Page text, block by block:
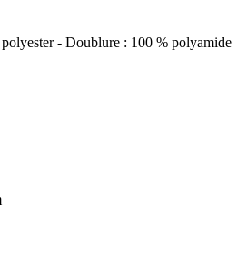
- Doublure : 100 % polyamide